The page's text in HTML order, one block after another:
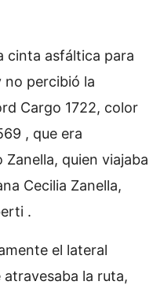
cinta asfáltica para
no percibió la
Cargo 1722, color
, que era
quien viajaba
Cecilia Zanella,
.
el lateral
la ruta,